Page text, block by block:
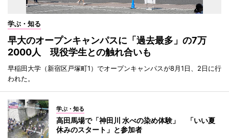
学ぶ・知る
早大のオープンキャンパスに「過去最多」の7万
2000人 現役学生との触れ合いも
早稲田大学（新宿区戸塚町1）でオープンキャンパスが8月1日、2日に行
われた。
学ぶ・知る
高田馬場で「神田川 水べの染め体験」 「いい夏
休みのスタート」と参加者